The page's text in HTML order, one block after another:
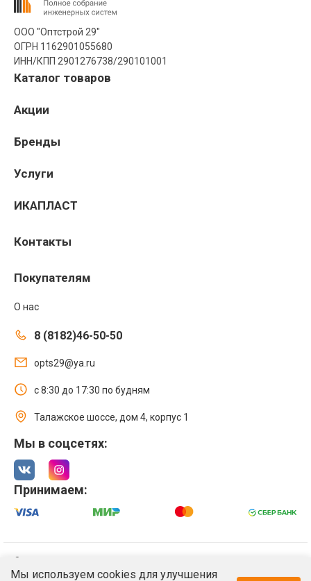
ООО "Оптстрой 29"
ОГРН 1162901055680
ИНН/КПП 2901276738/290101001
Каталог товаров
Акции
Бренды
Услуги
ИКАПЛАСТ
Контакты
Покупателям
О нас
8 (8182)46-50-50
opts29@ya.ru
с 8:30 до 17:30 по будням
Талажское шоссе, дом 4, корпус 1
Мы в соцсетях:
Принимаем:
Политика обработки персональных данных
Мы используем cookies для улучшения